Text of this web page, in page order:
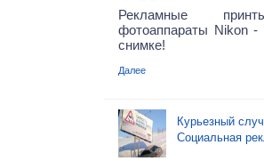
Рекламные
фотоаппараты Nikon
снимке!
Далее
Курьезный
Социальная